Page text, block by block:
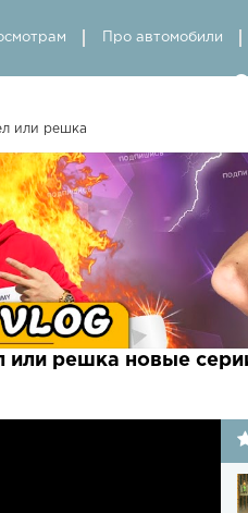
Про автомобили
или решка
или решка новые